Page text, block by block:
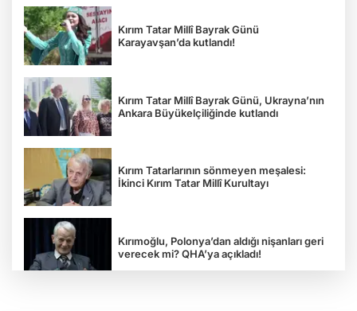
Kırım Tatar Millî Bayrak Günü
Karayavşan’da kutlandı!
Kırım Tatar Millî Bayrak Günü, Ukrayna’nın
Ankara Büyükelçiliğinde kutlandı
Kırım Tatarlarının sönmeyen meşalesi:
İkinci Kırım Tatar Millî Kurultayı
Kırımoğlu, Polonya’dan aldığı nişanları geri
verecek mi? QHA’ya açıkladı!